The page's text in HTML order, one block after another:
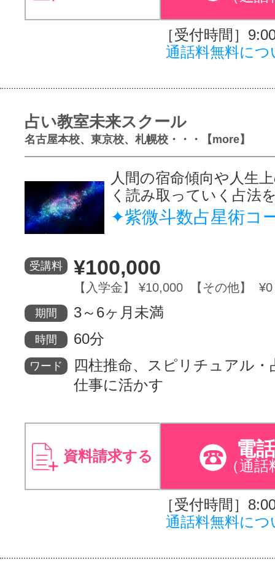
［受付時間］
通話料無料につ
占い教室未来スクール
名古屋本校、東京校、札幌校・・・【more】
人間の宿命傾向や人生
く読み取っていく占法
✦紫微斗数占星術コ
受講料 ¥100,000
【入学金】 ¥10,000 【その他】 ¥0
期間 3～6ヶ月未満
時間 60分
ワード
四柱推命、スピリチュアル・
仕事に活かす
資料請求する 電
（通話
［受付時間］
通話料無料につ